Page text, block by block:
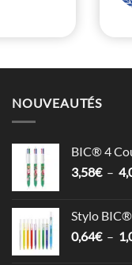
NOUVEAUTÉS
BIC® 4
3,58€ –
Stylo
0,64€ –